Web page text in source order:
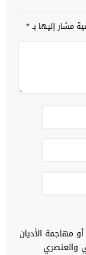
مشار إليها بـ*
مهاجمة الأديان
والعنصري